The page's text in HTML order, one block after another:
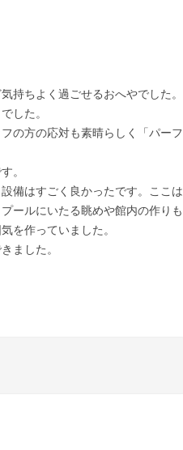
持ちよく過ごせるおへやでした。
した。
の方の応対も素晴らしく「パーフ
。
備はすごく良かったです。ここは
ールにいたる眺めや館内の作りも
を作っていました。
ました。